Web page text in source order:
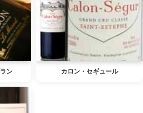
ン カロン・セギュール